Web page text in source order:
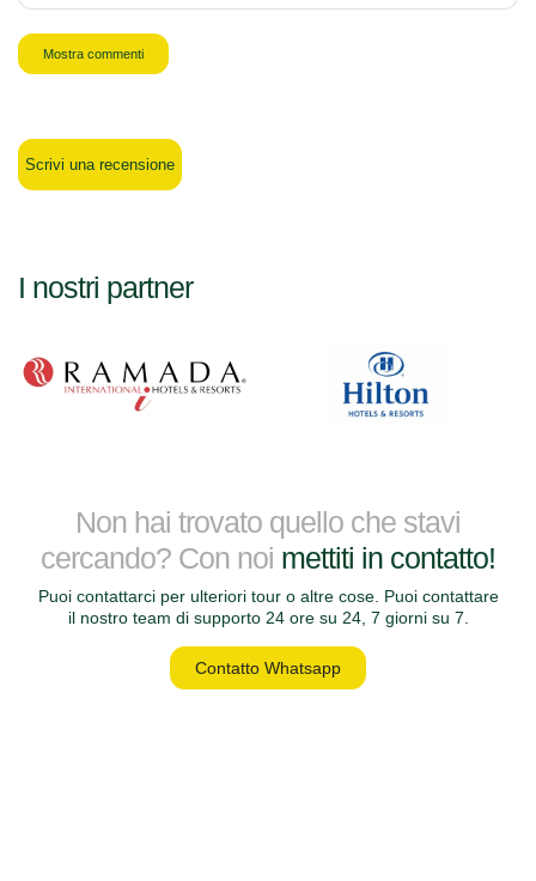
Mostra commenti
Scrivi una recensione
I nostri partner
Non hai trovato quello che stavi
cercando? Con noi mettiti in contatto!
Puoi contattarci per ulteriori tour o altre cose. Puoi contattare
il nostro team di supporto 24 ore su 24, 7 giorni su 7.
Contatto Whatsapp